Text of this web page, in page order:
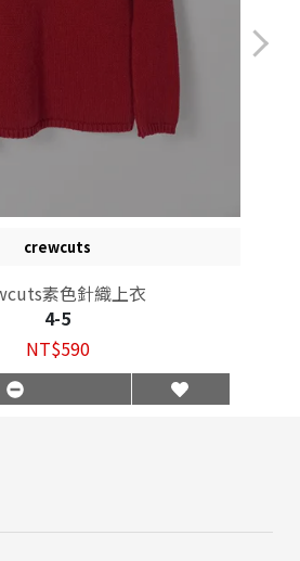
crewcuts
素色針織上衣
4-5
NT$590